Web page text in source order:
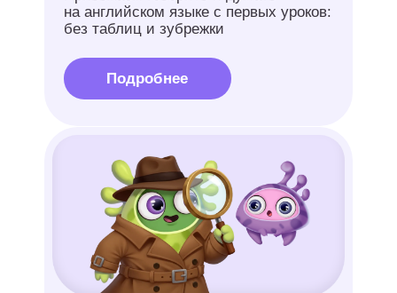
Подробнее
ТРИЗ-Мастермайнд
от 6 до 12 лет 45 и 60 минут